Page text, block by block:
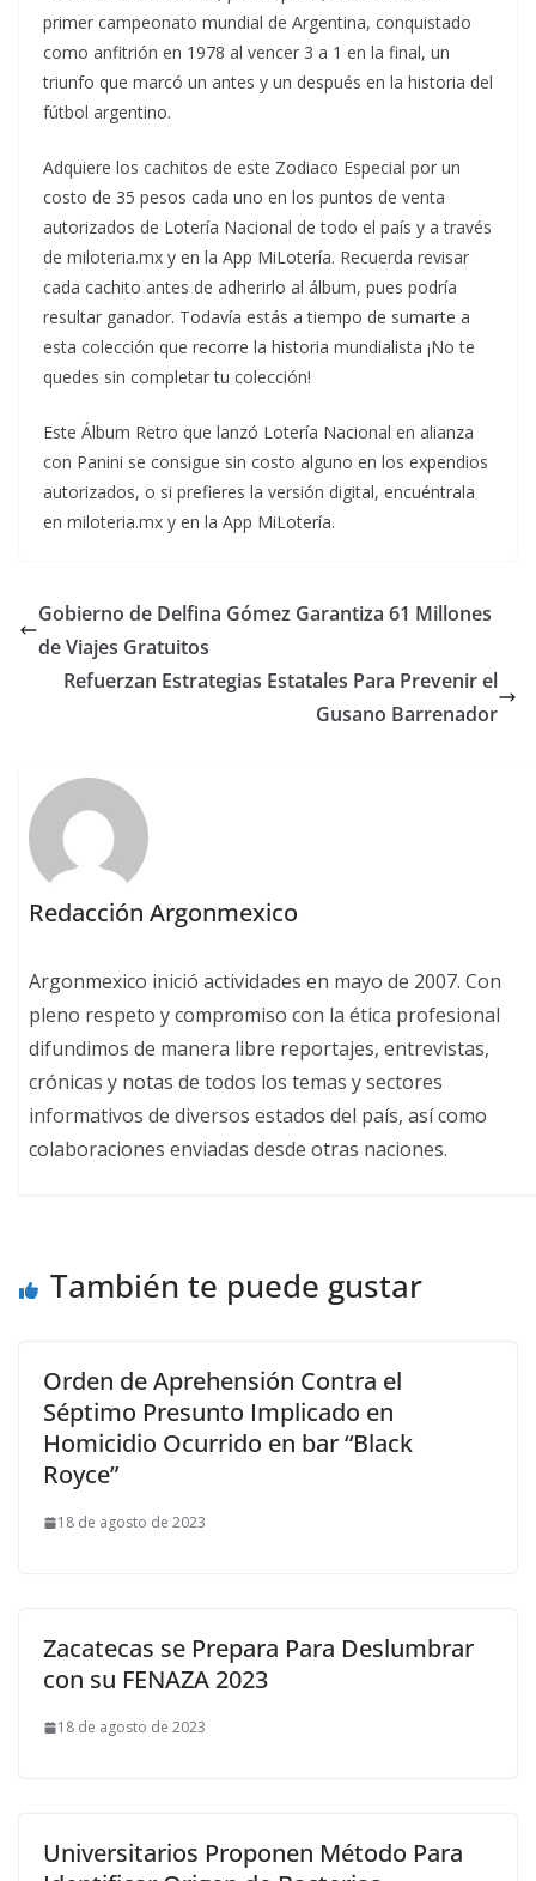
primer campeonato mundial de Argentina, conquistado
como anfitrión en 1978 al vencer 3 a 1 en la final, un
triunfo que marcó un antes y un después en la historia del
fútbol argentino.
Adquiere los cachitos de este Zodiaco Especial por un
costo de 35 pesos cada uno en los puntos de venta
autorizados de Lotería Nacional de todo el país y a través
de miloteria.mx y en la App MiLotería. Recuerda revisar
cada cachito antes de adherirlo al álbum, pues podría
resultar ganador. Todavía estás a tiempo de sumarte a
esta colección que recorre la historia mundialista ¡No te
quedes sin completar tu colección!
Este Álbum Retro que lanzó Lotería Nacional en alianza
con Panini se consigue sin costo alguno en los expendios
autorizados, o si prefieres la versión digital, encuéntrala
en miloteria.mx y en la App MiLotería.
Gobierno de Delfina Gómez Garantiza 61 Millones
de Viajes Gratuitos
Refuerzan Estrategias Estatales Para Prevenir el
Gusano Barrenador
Redacción Argonmexico
Argonmexico inició actividades en mayo de 2007. Con
pleno respeto y compromiso con la ética profesional
difundimos de manera libre reportajes, entrevistas,
crónicas y notas de todos los temas y sectores
informativos de diversos estados del país, así como
colaboraciones enviadas desde otras naciones.
También te puede gustar
Orden de Aprehensión Contra el
Séptimo Presunto Implicado en
Homicidio Ocurrido en bar “Black
Royce”
18 de agosto de 2023
Zacatecas se Prepara Para Deslumbrar
con su FENAZA 2023
18 de agosto de 2023
Universitarios Proponen Método Para